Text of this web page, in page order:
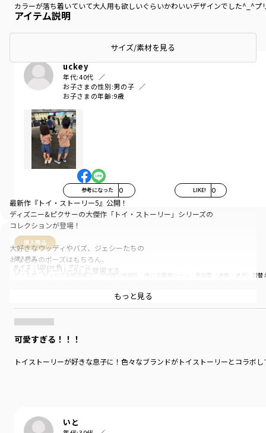
カラーが落ち着いていて大人用も欲しいぐらいかわいいデザインでした^_^
uckey
年代:40代
お子さまの性別:男の子
お子さまの年齢:9歳
参考になった 0 LIKE! 0
購入商品
購入商品
サイズ感 ：ゆったり ：やや厚い 着
サイズ：100cm 色：グリーン
可愛すぎる！！！
トイストーリーが好きな息子に！色々なブランドがトイストーリーとコラボ
いと
アイテム説明
サイズ/素材を見る
最新作『トイ・ストーリー5』公開！
ディズニー&ピクサーの大傑作「トイ・ストーリー」シリーズの
コレクションが登場！
大好きなウッディやバズ、ジェシーたちの
おなじみのポーズはもちろん、
『トイ・ストーリー5』に登場する
新キャラクターたちが描かれた、
レトロポップなカラーリングが可愛いオフホワイトと
ウッディプリントのイエローは
躍動感たっぷりのバックプリント！
もっと見る